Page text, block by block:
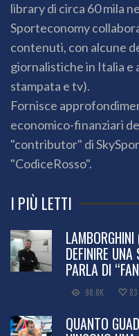
library di circa 60 mila
Sporteconomy
contenuti, con alcune
giornalistiche in Italia e
stampata e tv).
Fornisce
economico-finanziari
"contributor" di
"CodiceRosso".
I PIÙ LETTI
DEFINIRE
PARLA DI
98.8K 83
QUANTO